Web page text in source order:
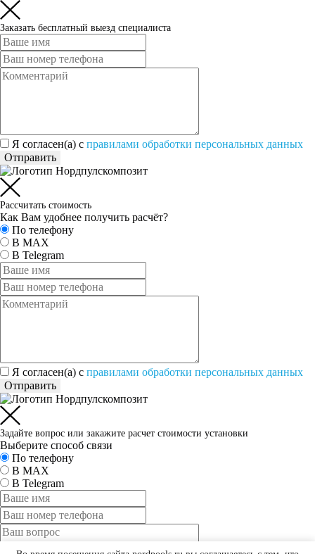
Заказать бесплатный выезд специалиста
Я согласен(а) c правилами обработки персональных данных
Отправить
Рассчитать стоимость
Как Вам удобнее получить расчёт?
По телефону
В MAX
В Telegram
Я согласен(а) c правилами обработки персональных данных
Отправить
Задайте вопрос или закажите расчет стоимости установки
Выберите способ связи
По телефону
В MAX
В Telegram